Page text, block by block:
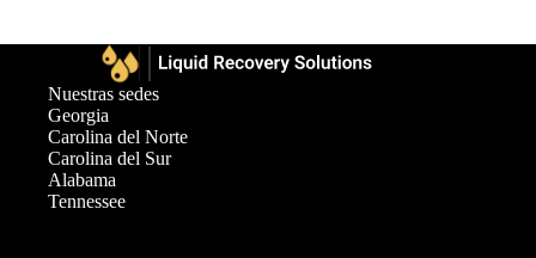
Nuestras sedes
Georgia
Carolina del Norte
Carolina del Sur
Alabama
Tennessee